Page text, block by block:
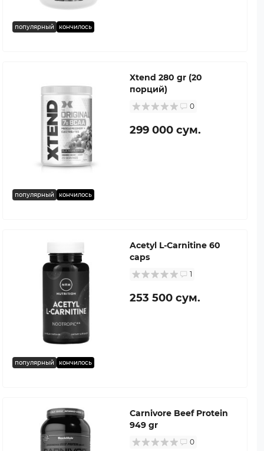
популярный кончилось
популярный кончилось
Xtend 280 gr (20
порций)
0
299 000 сум.
популярный кончилось
Acetyl L-Carnitine 60
caps
1
253 500 сум.
Carnivore Beef Protein
949 gr
0